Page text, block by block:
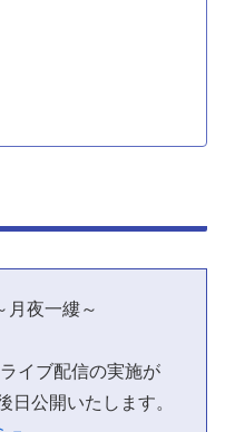
月夜一縷～
イブ配信の実施が
日公開いたします。